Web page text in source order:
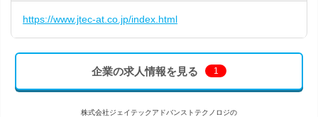
https://www.jtec-at.co.jp/index.html
企業の求人情報を見る 1
株式会社ジェイテックアドバンストテクノロジの